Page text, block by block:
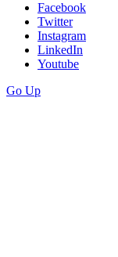
Facebook
Twitter
Instagram
LinkedIn
Youtube
Go Up